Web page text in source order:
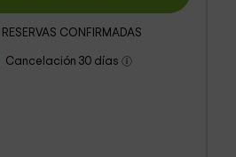
1 RESERVAS CONFIRMADAS
Cancelación 30 días